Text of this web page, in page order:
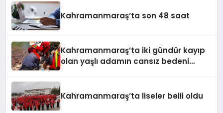
Kahramanmaraş’ta son 48 saat
Kahramanmaraş’ta iki gündür kayıp
olan yaşlı adamın cansız bedeni
Kahramanmaraş’ta liseler belli oldu